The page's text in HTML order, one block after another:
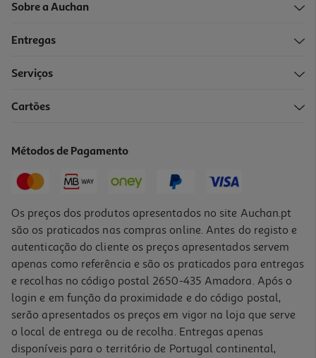
Sobre a Auchan
Entregas
Serviços
Cartões
Métodos de Pagamento
Os preços dos produtos apresentados no site Auchan.pt
são os praticados nas compras online. Antes do registo e
autenticação do cliente os preços apresentados servem
apenas como referência e são os praticados para entregas
e recolhas no código postal 2650-435 Amadora. Após o
login e em função da proximidade e do código postal,
serão apresentados os preços em vigor na loja que serve
o local de entrega ou de recolha. Entregas apenas
disponíveis para o território de Portugal continental,